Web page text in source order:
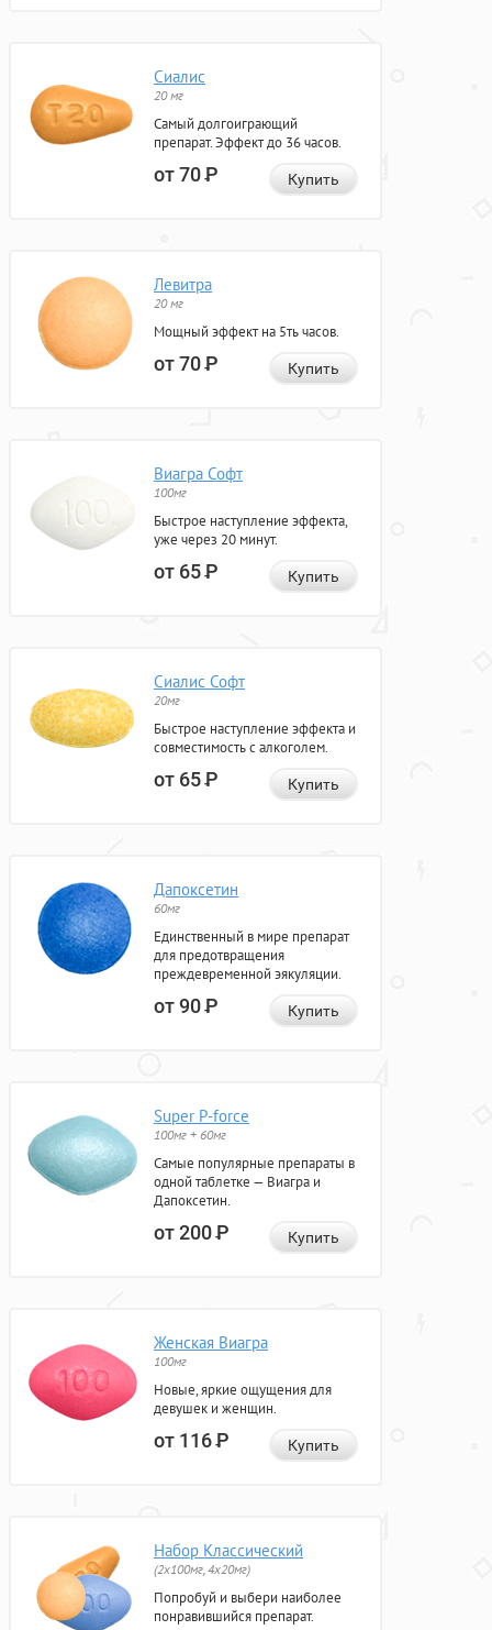
Сиалис
20 мг
Самый долгоиграющий
препарат. Эффект до 36 часов.
от 70Р Купить
Левитра
20 мг
Мощный эффект на 5ть часов.
от 70Р Купить
Виагра Софт
100мг
Быстрое наступление эффекта,
уже через 20 минут.
от 65Р Купить
Сиалис Софт
20мг
Быстрое наступление эффекта и
совместимость с алкоголем.
от 65Р Купить
Дапоксетин
60мг
Единственный в мире препарат
для предотвращения
преждевременной эякуляции.
от 90Р Купить
Super P-force
100мг + 60мг
Самые популярные препараты в
одной таблетке — Виагра и
Дапоксетин.
от 200Р Купить
Женская Виагра
100мг
Новые, яркие ощущения для
девушек и женщин.
от 116Р Купить
Набор Классический
(2x100мг, 4x20мг)
Попробуй и выбери наиболее
понравившийся препарат.